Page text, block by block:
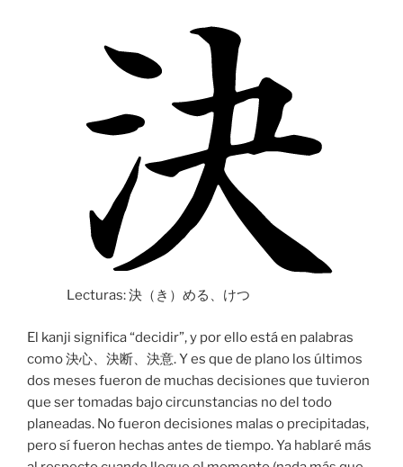
Lecturas: 決（き）める、けつ
El kanji significa “decidir”, y por ello está en palabras
como 決心、決断、決意. Y es que de plano los últimos
dos meses fueron de muchas decisiones que tuvieron
que ser tomadas bajo circunstancias no del todo
planeadas. No fueron decisiones malas o precipitadas,
pero sí fueron hechas antes de tiempo. Ya hablaré más